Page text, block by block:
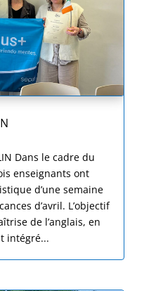
Dans le cadre du
enseignants ont
d’une semaine
d’avril. L’objectif
de l’anglais, en
intégré...